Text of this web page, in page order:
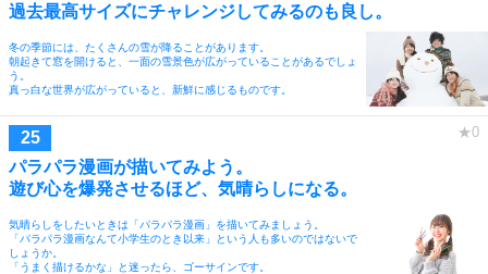
過去最高サイズにチャレンジしてみるのも良し。
冬の季節には、たくさんの雪が降ることがあります。
朝起きて窓を開けると、一面の雪景色が広がっていることがあるでしょ
う。
真っ白な世界が広がっていると、新鮮に感じるものです。
パラパラ漫画が描いてみよう。
遊び心を爆発させるほど、気晴らしになる。
気晴らしをしたいときは「パラパラ漫画」を描いてみましょう。
「パラパラ漫画なんて小学生のとき以来」という人も多いのではないで
しょうか。
「うまく描けるかな」と迷ったら、ゴーサインです。